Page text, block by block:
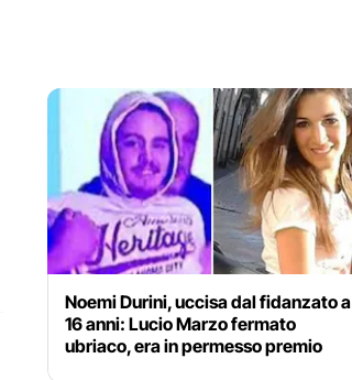
Noemi Durini, uccisa dal fidanzato a
16 anni: Lucio Marzo fermato
ubriaco, era in permesso premio